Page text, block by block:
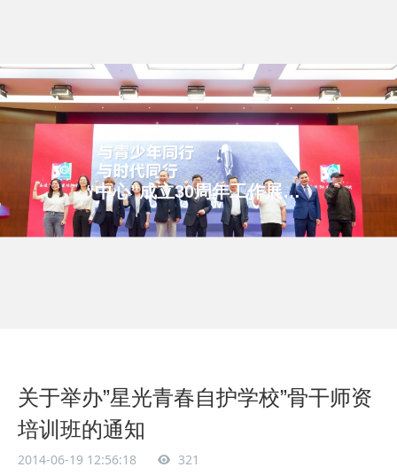
“中心”成立30周年工作展示系列之三
关于举办”星光青春自护学校”骨干师资
培训班的通知
2014-06-19 12:56:18 321